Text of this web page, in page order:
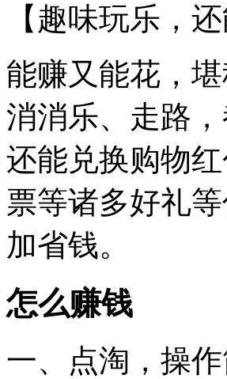
【趣味玩乐，
能赚又能花，
消消乐、走路
还能兑换购物
票等诸多好礼
加省钱。
怎么赚钱
一、点淘，操